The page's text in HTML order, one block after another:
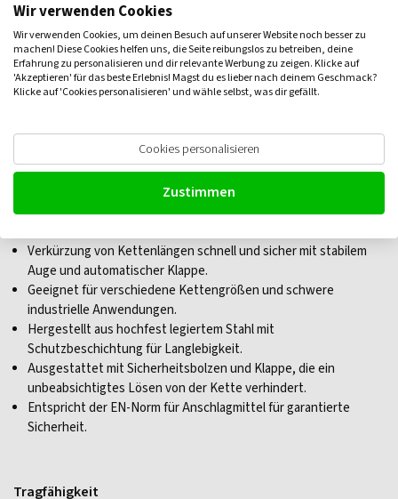
Gunnebo GrabiQ OGN
Verkürzungshaken mit Öse und
Klappe
Verkürzung von Kettenlängen schnell und sicher mit stabilem
Auge und automatischer Klappe.
Geeignet für verschiedene Kettengrößen und schwere
industrielle Anwendungen.
Hergestellt aus hochfest legiertem Stahl mit
Schutzbeschichtung für Langlebigkeit.
Ausgestattet mit Sicherheitsbolzen und Klappe, die ein
unbeabsichtigtes Lösen von der Kette verhindert.
Entspricht der EN-Norm für Anschlagmittel für garantierte
Sicherheit.
Tragfähigkeit
Wir verwenden Cookies
Wir verwenden Cookies, um deinen Besuch auf unserer Website noch besser zu
machen! Diese Cookies helfen uns, die Seite reibungslos zu betreiben, deine
Erfahrung zu personalisieren und dir relevante Werbung zu zeigen. Klicke auf
'Akzeptieren' für das beste Erlebnis! Magst du es lieber nach deinem Geschmack?
Klicke auf 'Cookies personalisieren' und wähle selbst, was dir gefällt.
Cookies personalisieren
Zustimmen